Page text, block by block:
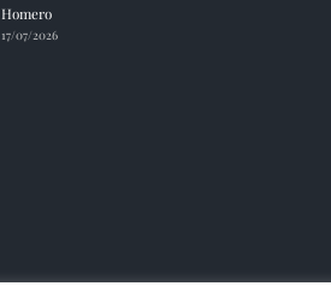
Homero
17/07/2026